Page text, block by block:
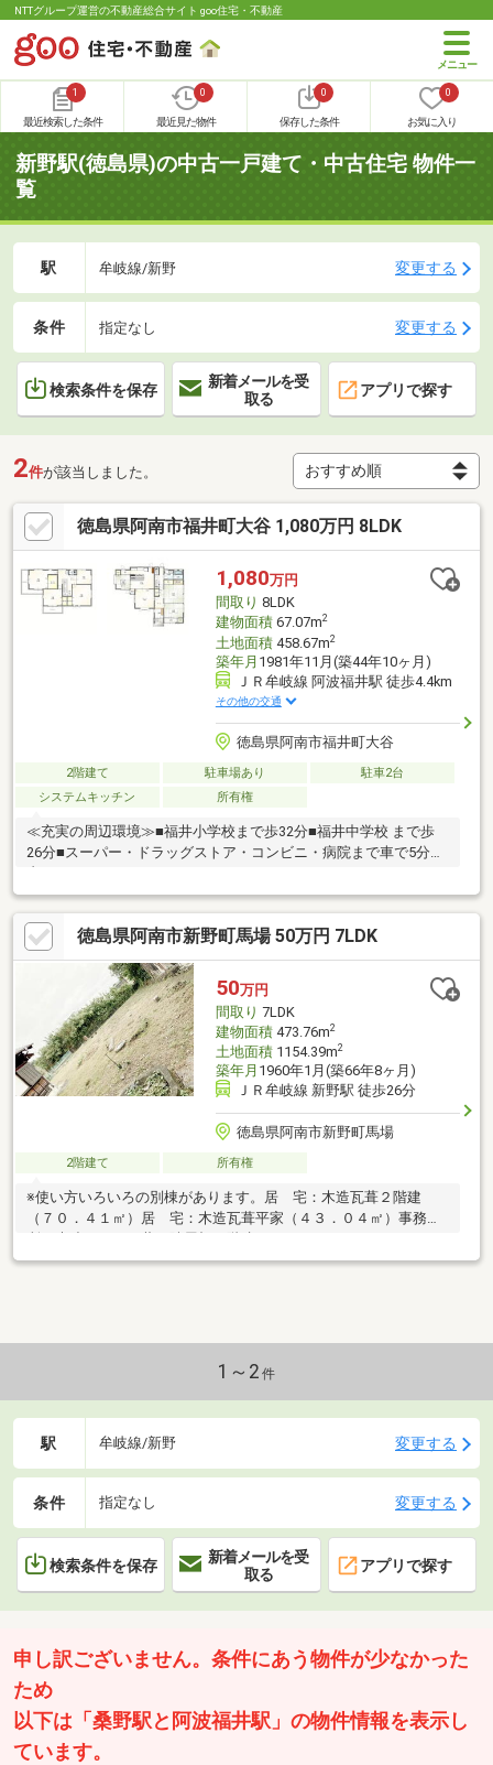
NTTグループ運営の不動産総合サイト goo住宅・不動産
1
最近検索した条件
0
最近見た物件
0
保存した条件
0
お気に入り
新野駅(徳島県)の中古一戸建て・中古住宅 物件一
覧
駅 牟岐線/新野 変更する
条件 指定なし 変更する
検索条件を保存
新着メールを受
取る
アプリで探す
2件が該当しました。
徳島県阿南市福井町大谷 1,080万円 8LDK
1,080万円
間取り 8LDK
建物面積67.07m2
土地面積458.67m2
築年月 1981年11月(築44年10ヶ月)
ＪＲ牟岐線 阿波福井駅 徒歩4.4km
その他の交通
徳島県阿南市福井町大谷
2階建て 駐車場あり
駐車2台
システムキッチン
所有権
≪充実の周辺環境≫■福井小学校まで歩32分■福井中学校 まで歩
26分■スーパー・ドラッグストア・コンビニ・病院まで車で5分圏
徳島県阿南市新野町馬場 50万円 7LDK
50万円
間取り 7LDK
建物面積473.76m2
土地面積1154.39m2
築年月 1960年1月(築66年8ヶ月)
ＪＲ牟岐線 新野駅 徒歩26分
徳島県阿南市新野町馬場
2階建て 所有権
※使い方いろいろの別棟があります。居 宅：木造瓦葺２階建
（７０．４１㎡）居 宅：木造瓦葺平家（４３．０４㎡）事務
1～2 件
駅 牟岐線/新野 変更する
条件 指定なし 変更する
検索条件を保存
新着メールを受
取る
アプリで探す
申し訳ございません。条件にあう物件が少なかった
ため
以下は「桑野駅と阿波福井駅」の物件情報を表示し
ています。